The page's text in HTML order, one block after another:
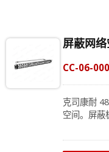
屏蔽网
CC-06-
克司康耐
空间。屏蔽
括HDMI 音